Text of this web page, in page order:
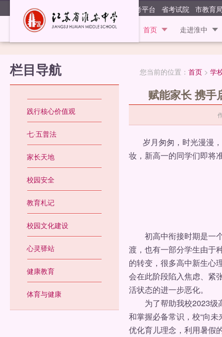
江苏省淮
首页 走进淮中
阳光高考平台 省考试院 市教育
栏目导航 您当前的位置： 首页> 学
践行核心价值观
七·五普法
家长天地
校园安全
教育札记
校园文化建设
心灵驿站
健康教育
体育与健康
赋能家长 携
岁月匆匆，时光漫漫，
妆，新高一的同学们即将
初高中衔接时期是一个
渡，也有一部分学生由于
的转变，很多高中新生心
会在此阶段陷入焦虑、紧
活状态的进一步恶化。
为了帮助我校2023级
和掌握必备常识，校“向
优化育儿理念，利用暑假